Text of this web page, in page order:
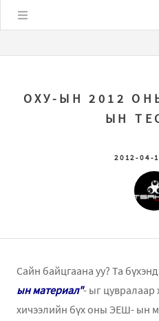
ОХУ-ЫН 2012
ЫН
2012-04-
Сайн байцгаана уу? Та
ын материал"- ыг цувралаар
хичээлийн бүх оны ЭЕШ- ын